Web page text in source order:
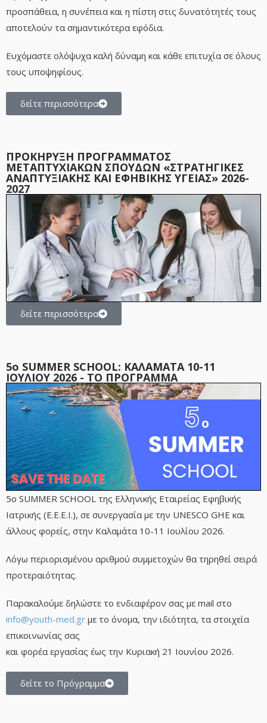
προσπάθεια, η συνέπεια και η πίστη στις δυνατότητές τους
αποτελούν τα σημαντικότερα εφόδια.
Ευχόμαστε ολόψυχα καλή δύναμη και κάθε επιτυχία σε όλους
τους υποψηφίους.
δείτε περισσότερα
ΠΡΟΚΗΡΥΞΗ ΠΡΟΓΡΑΜΜΑΤΟΣ
ΜΕΤΑΠΤΥΧΙΑΚΩΝ ΣΠΟΥΔΩΝ «ΣΤΡΑΤΗΓΙΚΕΣ
ΑΝΑΠΤΥΞΙΑΚΗΣ ΚΑΙ ΕΦΗΒΙΚΗΣ ΥΓΕΙΑΣ» 2026-
2027
δείτε περισσότερα
5ο SUMMER SCHOOL: ΚΑΛΑΜΑΤΑ 10-11
ΙΟΥΛΙΟΥ 2026 - ΤΟ ΠΡΟΓΡΑΜΜΑ
5ο SUMMER SCHOOL της Ελληνικής Εταιρείας Εφηβικής
Ιατρικής (Ε.Ε.Ε.Ι.), σε συνεργασία με την UNESCO GHE και
άλλους φορείς, στην Καλαμάτα 10-11 Ιουλίου 2026.
Λόγω περιορισμένου αριθμού συμμετοχών θα τηρηθεί σειρά
προτεραιότητας.
Παρακαλούμε δηλώστε το ενδιαφέρον σας με mail στο
info@youth-med.gr με το όνομα, την ιδιότητα, τα στοιχεία
επικοινωνίας σας
και φορέα εργασίας έως την Κυριακή 21 Ιουνίου 2026.
δείτε το Πρόγραμμα